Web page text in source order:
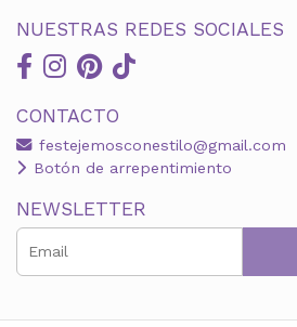
NUESTRAS REDES SOCIALES
CONTACTO
festejemosconestilo@gmail.com
Botón de arrepentimiento
NEWSLETTER